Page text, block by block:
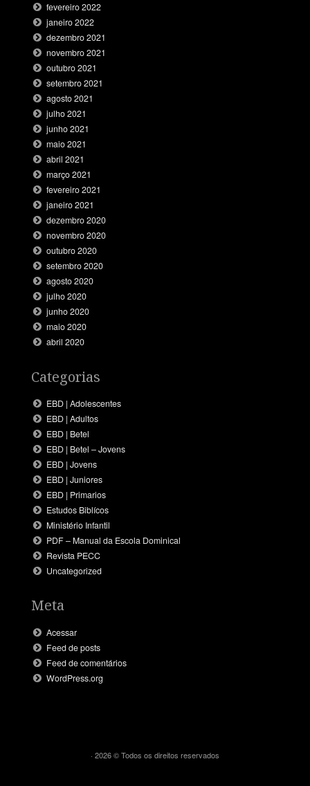
fevereiro 2022
janeiro 2022
dezembro 2021
novembro 2021
outubro 2021
setembro 2021
agosto 2021
julho 2021
junho 2021
maio 2021
abril 2021
março 2021
fevereiro 2021
janeiro 2021
dezembro 2020
novembro 2020
outubro 2020
setembro 2020
agosto 2020
julho 2020
junho 2020
maio 2020
abril 2020
Categorias
EBD | Adolescentes
EBD | Adultos
EBD | Betel
EBD | Betel – Jovens
EBD | Jovens
EBD | Juniores
EBD | Primarios
Estudos Biblícos
Ministério Infantil
PDF – Manual da Escola Dominical
Revista PECC
Uncategorized
Meta
Acessar
Feed de posts
Feed de comentários
WordPress.org
· 2026 © Todos os direitos reservados